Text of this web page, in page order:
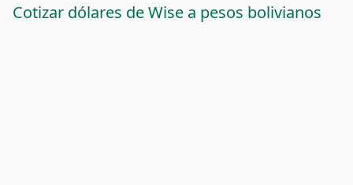
Cotizar dólares de Wise a pesos bolivianos